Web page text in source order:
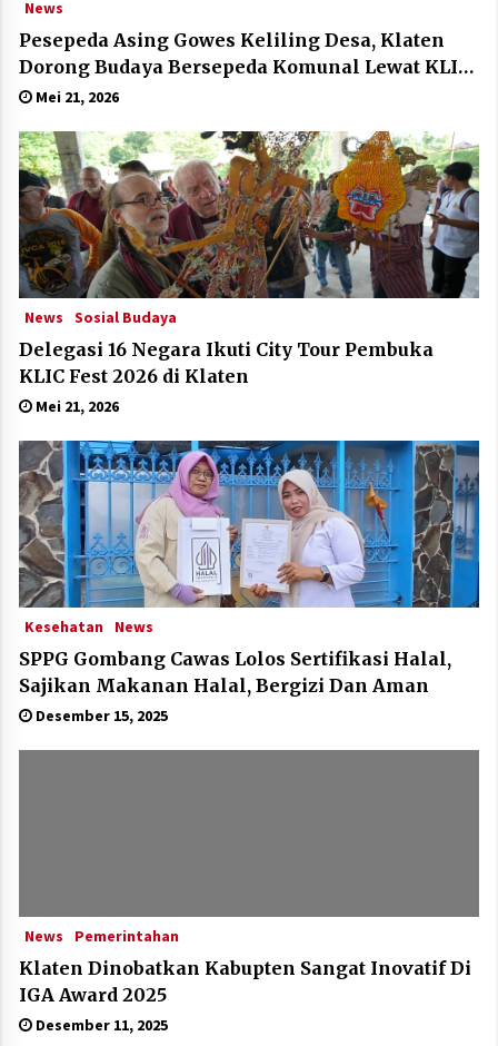
News
Pesepeda Asing Gowes Keliling Desa, Klaten
Dorong Budaya Bersepeda Komunal Lewat KLIC
Fest 2026
Mei 21, 2026
News Sosial Budaya
Delegasi 16 Negara Ikuti City Tour Pembuka
KLIC Fest 2026 di Klaten
Mei 21, 2026
Kesehatan News
SPPG Gombang Cawas Lolos Sertifikasi Halal,
Sajikan Makanan Halal, Bergizi Dan Aman
Desember 15, 2025
News Pemerintahan
Klaten Dinobatkan Kabupten Sangat Inovatif Di
IGA Award 2025
Desember 11, 2025